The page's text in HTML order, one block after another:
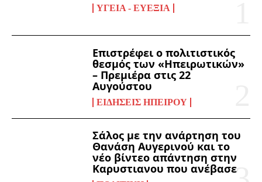
ΥΓΕΊΑ - ΕΥΕΞΊΑ
Επιστρέφει ο πολιτιστικός
θεσμός των «Ηπειρωτικών»
– Πρεμιέρα στις 22
Αυγούστου
ΕΙΔΉΣΕΙΣ ΗΠΕΊΡΟΥ
Σάλος με την ανάρτηση του
Θανάση Αυγερινού και το
νέο βίντεο απάντηση στην
Καρυστιανου που ανέβασε